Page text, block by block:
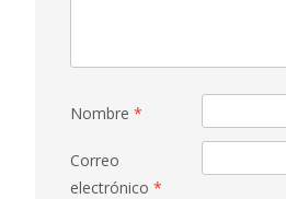
Nombre *
Correo
electrónico *